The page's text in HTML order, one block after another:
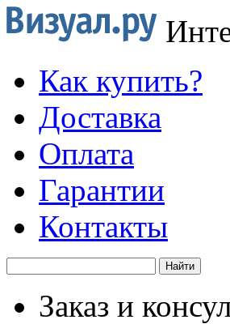
Как купить?
Доставка
Оплата
Гарантии
Контакты
Заказ и